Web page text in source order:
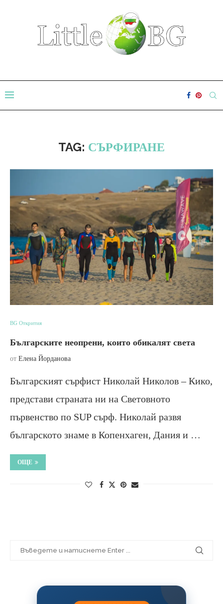
TAG: СЪРФИРАНЕ
BG Открития
Българските неопрени, които обикалят света
от Елена Йорданова
Българският сърфист Николай Николов – Кико,
представи страната ни на Световното
първенство по SUP сърф. Николай развя
българското знаме в Копенхаген, Дания и …
ОЩЕ